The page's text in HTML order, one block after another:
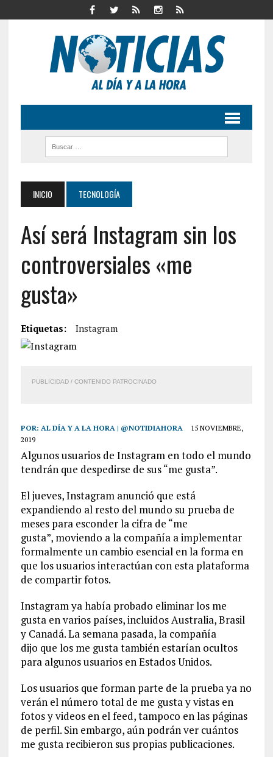
INICIO TECNOLOGÍA
Así será Instagram sin los
controversiales «me
gusta»
Etiquetas: Instagram
PUBLICIDAD / CONTENIDO PATROCINADO
POR: AL DÍA Y A LA HORA | @NOTIDIAHORA
15 NOVIEMBRE,
2019
Algunos usuarios de Instagram en todo el mundo
tendrán que despedirse de sus “me gusta”.
El jueves, Instagram anunció que está
expandiendo al resto del mundo su prueba de
meses para esconder la cifra de “me
gusta”, moviendo a la compañía a implementar
formalmente un cambio esencial en la forma en
que los usuarios interactúan con esta plataforma
de compartir fotos.
Instagram ya había probado eliminar los me
gusta en varios países, incluidos Australia, Brasil
y Canadá. La semana pasada, la compañía
dijo que los me gusta también estarían ocultos
para algunos usuarios en Estados Unidos.
Los usuarios que forman parte de la prueba ya no
verán el número total de me gusta y vistas en
fotos y videos en el feed, tampoco en las páginas
de perfil. Sin embargo, aún podrán ver cuántos
me gusta recibieron sus propias publicaciones.